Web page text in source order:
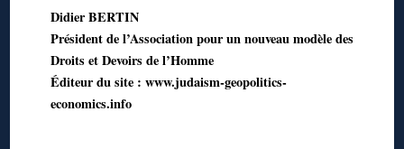
Didier BERTIN
Président de l’Association pour un nouveau modèle des
Droits et Devoirs de l’Homme
Éditeur du site : www.judaism-geopolitics-
economics.info